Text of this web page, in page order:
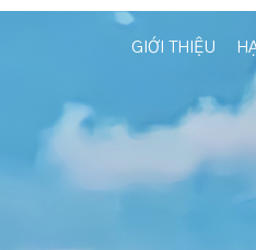
GIỚI THIỆU